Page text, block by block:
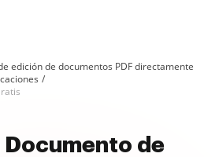
edición de documentos PDF directamente
de